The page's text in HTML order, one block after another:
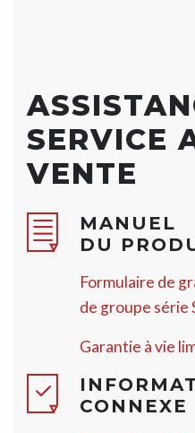
SERVICE
VENTE
MANUEL
DU
Formulaire de
de groupe série
Garantie à vie
CONNEXE